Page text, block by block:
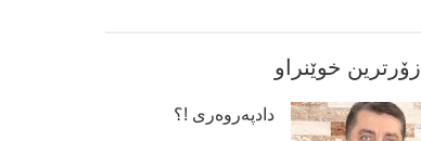
زۆرترین خوێنراو
دادپەروەری !؟